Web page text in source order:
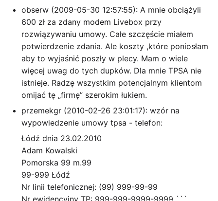
obserw (2009-05-30 12:57:55): A mnie obciążyli
600 zł za zdany modem Livebox przy
rozwiązywaniu umowy. Całe szczęście miałem
potwierdzenie zdania. Ale koszty ,które poniosłam
aby to wyjaśnić poszły w plecy. Mam o wiele
więcej uwag do tych dupków. Dla mnie TPSA nie
istnieje. Radzę wszystkim potencjalnym klientom
omijać tę „firmę” szerokim łukiem.
przemekgr (2010-02-26 23:01:17): wzór na
wypowiedzenie umowy tpsa - telefon:
Łódź dnia 23.02.2010
Adam Kowalski
Pomorska 99 m.99
99-999 Łódź
Nr linii telefonicznej: (99) 999-99-99